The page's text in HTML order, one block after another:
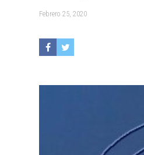
Febrero 25, 2020